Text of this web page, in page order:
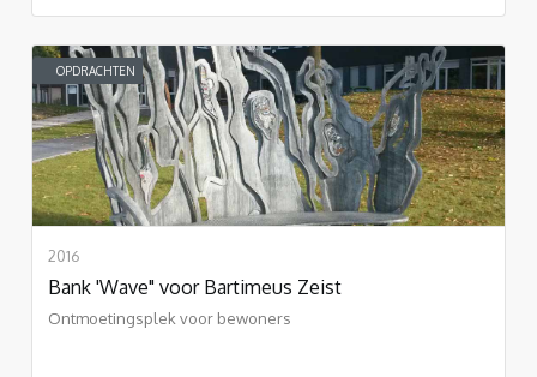
OPDRACHTEN
2016
Bank 'Wave" voor Bartimeus Zeist
Ontmoetingsplek voor bewoners